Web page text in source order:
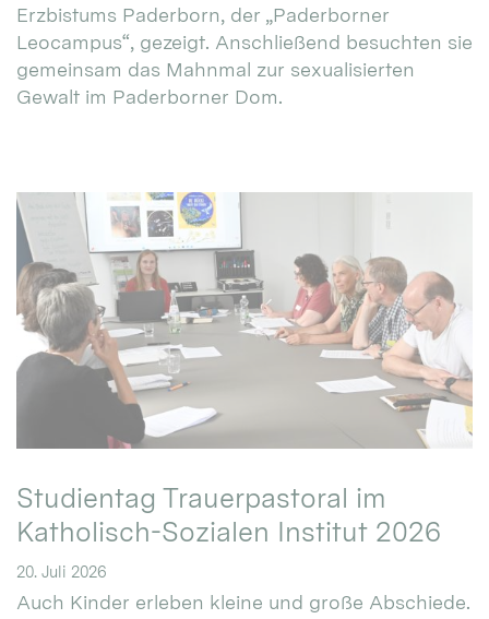
Erzbistums Paderborn, der „Paderborner
Leocampus“, gezeigt. Anschließend besuchten sie
gemeinsam das Mahnmal zur sexualisierten
Gewalt im Paderborner Dom.
Studientag Trauerpastoral im
Katholisch-Sozialen Institut 2026
20. Juli 2026
Auch Kinder erleben kleine und große Abschiede.